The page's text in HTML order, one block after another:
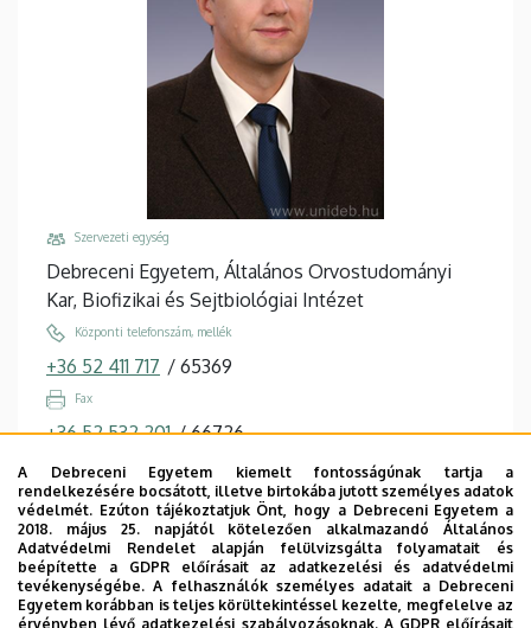
Szervezeti egység
Debreceni Egyetem, Általános Orvostudományi
Kar, Biofizikai és Sejtbiológiai Intézet
Központi telefonszám, mellék
+36 52 411 717 / 65369
Fax
+36 52 532 201 / 66726
nagyp@med.unideb.hu
Cím
4032 Debrecen, Egyetem tér 1.
Épület, emelet, ajtó
A Debreceni Egyetem kiemelt fontosságúnak tartja a
rendelkezésére bocsátott, illetve birtokába jutott személyes adatok
védelmét. Ezúton tájékoztatjuk Önt, hogy a Debreceni Egyetem a
2018. május 25. napjától kötelezően alkalmazandó Általános
Adatvédelmi Rendelet alapján felülvizsgálta folyamatait és
beépítette a GDPR előírásait az adatkezelési és adatvédelmi
tevékenységébe. A felhasználók személyes adatait a Debreceni
Egyetem korábban is teljes körültekintéssel kezelte, megfelelve az
érvényben lévő adatkezelési szabályozásoknak. A GDPR előírásait